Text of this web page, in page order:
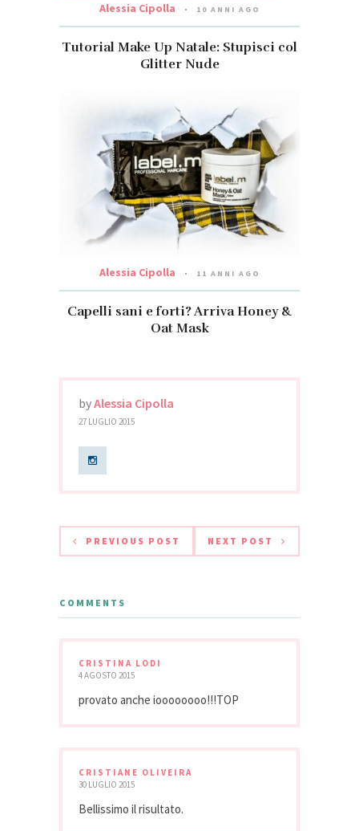
Alessia Cipolla 10 ANNI AGO
Tutorial Make Up Natale: Stupisci col
Glitter Nude
Alessia Cipolla 11 ANNI AGO
Capelli sani e forti? Arriva Honey &
Oat Mask
byAlessia Cipolla
27 LUGLIO 2015
PREVIOUS POST NEXT POST
COMMENTS
CRISTINA LODI
4 AGOSTO 2015
provato anche ioooooooo!!!TOP
CRISTIANE OLIVEIRA
30 LUGLIO 2015
Bellissimo il risultato.